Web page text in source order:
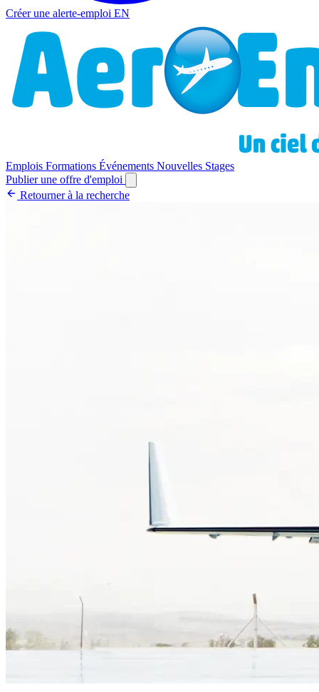
Créer une alerte-emploi EN
Emplois Formations Événements Nouvelles Stages
Publier une offre d'emploi
Retourner à la recherche